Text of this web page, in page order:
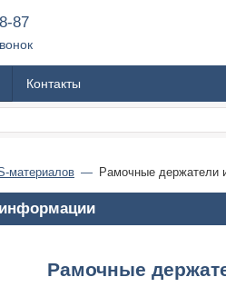
87
Контакты
материалов Рамочные держатели
Рамочные